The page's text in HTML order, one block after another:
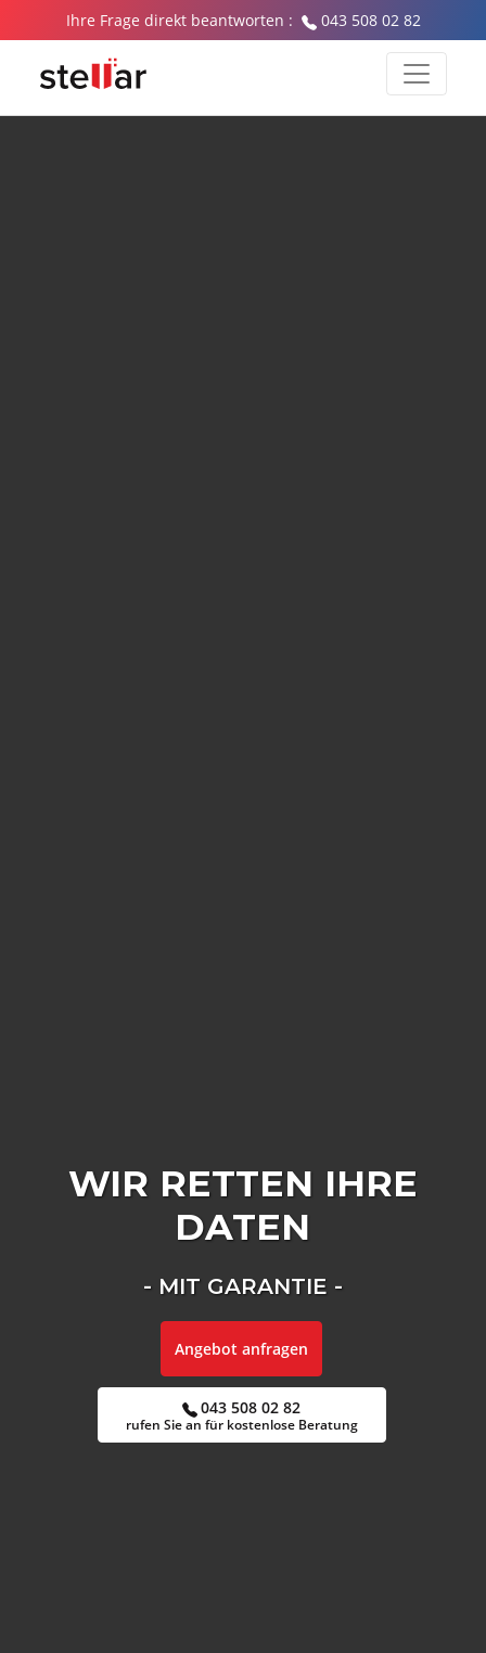
Ihre Frage direkt beantworten : 043 508 02 82
WIR RETTEN IHRE
DATEN
- MIT GARANTIE -
Angebot anfragen
043 508 02 82
rufen Sie an für kostenlose Beratung